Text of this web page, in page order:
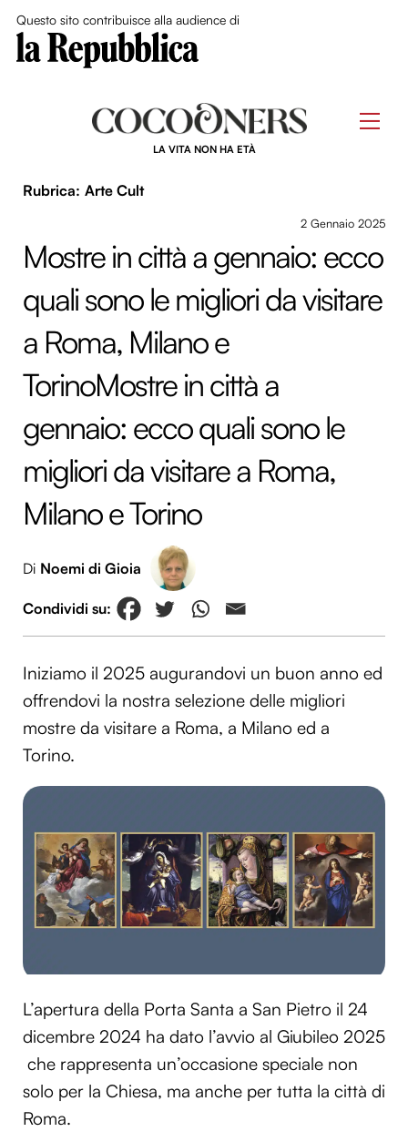
Questo sito contribuisce alla audience di
LA VITA NON HA ETÀ
Arte Cult
2 Gennaio 2025
Mostre in città a gennaio: ecco
quali sono le migliori da visitare
a Roma, Milano e
TorinoMostre in città a
gennaio: ecco quali sono le
migliori da visitare a Roma,
Milano e Torino
Di Noemi di Gioia
Iniziamo il 2025 augurandovi un buon anno ed
offrendovi la nostra selezione delle migliori
mostre da visitare a Roma, a Milano ed a
Torino.
L’apertura della Porta Santa a San Pietro il 24
dicembre 2024 ha dato l’avvio al Giubileo 2025
che rappresenta un’occasione speciale non
solo per la Chiesa, ma anche per tutta la città di
Roma.